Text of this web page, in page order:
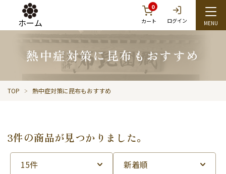
ホーム
0
カート ログイン
熱中症対策に昆布もおすすめ
TOP 熱中症対策に昆布もおすすめ
3件の商品が見つかりました。